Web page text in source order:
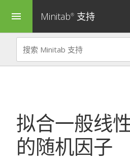
menu Minitab® 支持
拟合一般线
的随机因子